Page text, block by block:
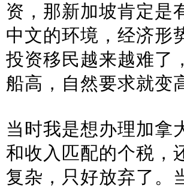
资，那新加坡肯定是
中文的环境，经济形
投资移民越来越难了
船高，自然要求就变
当时我是想办理加拿
和收入匹配的个税，
复杂，只好放弃了。